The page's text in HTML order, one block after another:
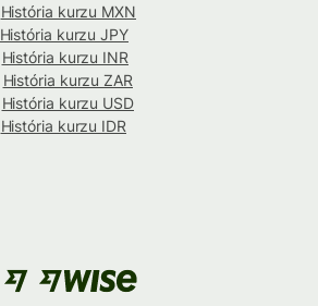
História kurzu MXN
História kurzu JPY
História kurzu INR
História kurzu ZAR
História kurzu USD
História kurzu IDR